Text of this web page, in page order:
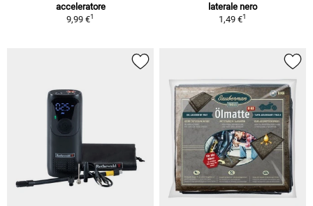
acceleratore
9,99 €1
laterale nero
1,49 €1